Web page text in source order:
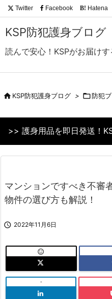
KSP防犯護身ブログ
読んで安心！KSPがお届け
Twitter Facebook B! Hatena
KSP防犯護身ブログ > 防犯
>> 護身用品を即日発送！
マンションですべき不審
物件の選び方も解説！
 2022年11月6日

-